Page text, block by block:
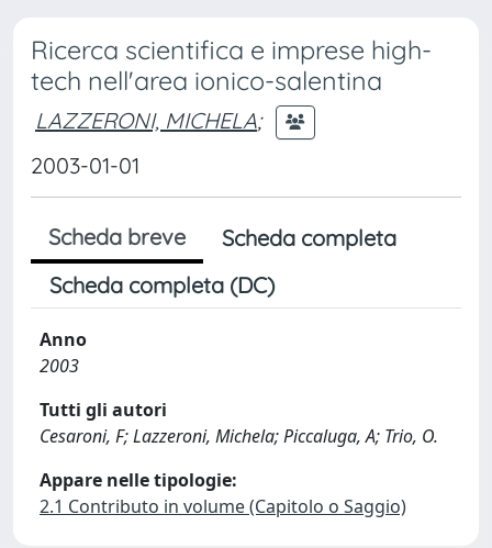
Ricerca scientifica e imprese high-
tech nell'area ionico-salentina
LAZZERONI, MICHELA;
2003-01-01
Scheda breve
Scheda completa
Scheda completa (DC)
Anno
2003
Tutti gli autori
Cesaroni, F; Lazzeroni, Michela; Piccaluga, A; Trio, O.
Appare nelle tipologie:
2.1 Contributo in volume (Capitolo o Saggio)